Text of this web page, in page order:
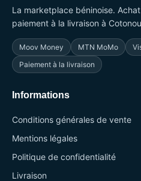
La marketplace béninoise.
paiement à la livraison à
Moov Money MTN MoMo
Paiement à la livraison
Informations
Conditions générales de vente
Mentions légales
Politique de confidentialité
Livraison